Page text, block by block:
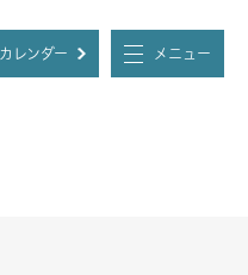
カレンダー メニュー